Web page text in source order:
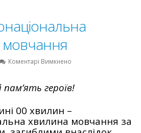
Коментарі Вимкнено
мовчання
героїв!
00 хвилин –
хвилина мовчання за